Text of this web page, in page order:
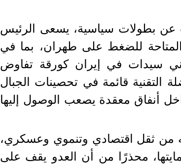
عن بطولات سياسية، يسعى الرئيس
للضغط على طهران، بما في
سيدات في إيران كورقة تفاوض
التقنية قائمة في تحصينات الجبال
أنفاق معقدة يصعب الوصول إليها
من ثقل اقتصادي وتنموي وعسكري،
محذرًا من أن العدو يقف على